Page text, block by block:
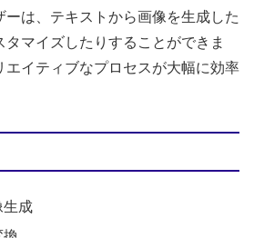
ーは、テキストから画像を生成した
タマイズしたりすることができま
エイティブなプロセスが大幅に効率
生成